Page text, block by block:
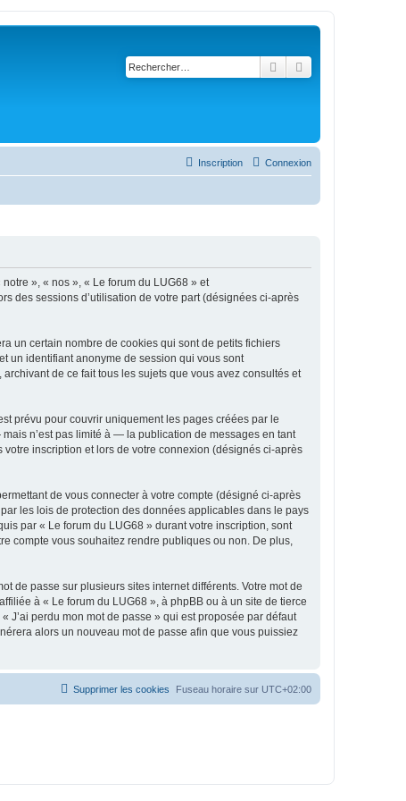
Rechercher
Connexion
Inscription
», « nos », « Le forum du LUG68 » et
des sessions d’utilisation de votre part (désignées ci-après
un certain nombre de cookies qui sont de petits fichiers
un identifiant anonyme de session qui vous sont
de ce fait tous les sujets que vous avez consultés et
prévu pour couvrir uniquement les pages créées par le
n’est pas limité à — la publication de messages en tant
inscription et lors de votre connexion (désignés ci-après
de vous connecter à votre compte (désigné ci-après
les lois de protection des données applicables dans le pays
par « Le forum du LUG68 » durant votre inscription, sont
compte vous souhaitez rendre publiques ou non. De plus,
de passe sur plusieurs sites internet différents. Votre mot de
à « Le forum du LUG68 », à phpBB ou à un site de tierce
J’ai perdu mon mot de passe » qui est proposée par défaut
alors un nouveau mot de passe afin que vous puissiez
Fuseau horaire sur UTC+02:00
Supprimer les cookies